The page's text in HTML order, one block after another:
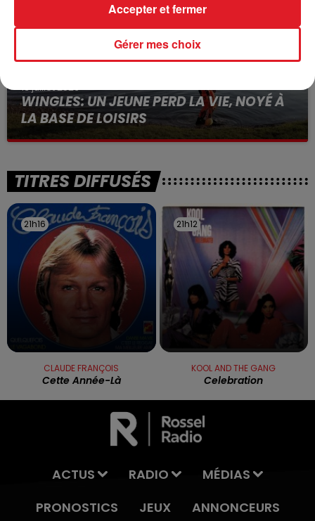
13 juillet 2026
WINGLES: UN JEUNE PERD LA VIE, NOYÉ À
LA BASE DE LOISIRS
La victime a coulé à pic
TITRES DIFFUSÉS
21h16
21h16
CLAUDE FRANÇOIS
Cette Année-Là
21h12
21h12
KOOL AND THE GANG
Celebration
ACTUS RADIO
MÉDIAS
PRONOSTICS
JEUX ANNONCEURS
Gérer mes choix
Accepter et fermer